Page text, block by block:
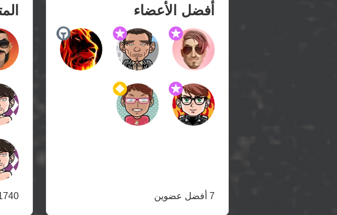
أفضل الأعضاء
7 أفضل عضوين 1740